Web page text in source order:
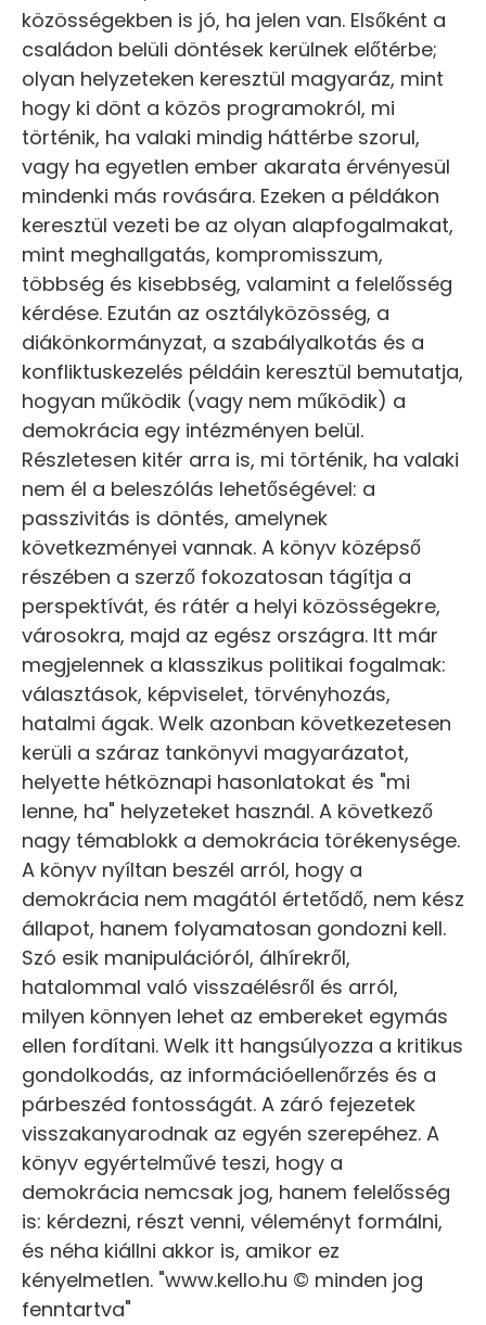
közösségekben is jó, ha jelen van. Elsőként a
családon belüli döntések kerülnek előtérbe;
olyan helyzeteken keresztül magyaráz, mint
hogy ki dönt a közös programokról, mi
történik, ha valaki mindig háttérbe szorul,
vagy ha egyetlen ember akarata érvényesül
mindenki más rovására. Ezeken a példákon
keresztül vezeti be az olyan alapfogalmakat,
mint meghallgatás, kompromisszum,
többség és kisebbség, valamint a felelősség
kérdése. Ezután az osztályközösség, a
diákönkormányzat, a szabályalkotás és a
konfliktuskezelés példáin keresztül bemutatja,
hogyan működik (vagy nem működik) a
demokrácia egy intézményen belül.
Részletesen kitér arra is, mi történik, ha valaki
nem él a beleszólás lehetőségével: a
passzivitás is döntés, amelynek
következményei vannak. A könyv középső
részében a szerző fokozatosan tágítja a
perspektívát, és rátér a helyi közösségekre,
városokra, majd az egész országra. Itt már
megjelennek a klasszikus politikai fogalmak:
választások, képviselet, törvényhozás,
hatalmi ágak. Welk azonban következetesen
kerüli a száraz tankönyvi magyarázatot,
helyette hétköznapi hasonlatokat és "mi
lenne, ha" helyzeteket használ. A következő
nagy témablokk a demokrácia törékenysége.
A könyv nyíltan beszél arról, hogy a
demokrácia nem magától értetődő, nem kész
állapot, hanem folyamatosan gondozni kell.
Szó esik manipulációról, álhírekről,
hatalommal való visszaélésről és arról,
milyen könnyen lehet az embereket egymás
ellen fordítani. Welk itt hangsúlyozza a kritikus
gondolkodás, az információellenőrzés és a
párbeszéd fontosságát. A záró fejezetek
visszakanyarodnak az egyén szerepéhez. A
könyv egyértelművé teszi, hogy a
demokrácia nemcsak jog, hanem felelősség
is: kérdezni, részt venni, véleményt formálni,
és néha kiállni akkor is, amikor ez
kényelmetlen. "www.kello.hu © minden jog
fenntartva"